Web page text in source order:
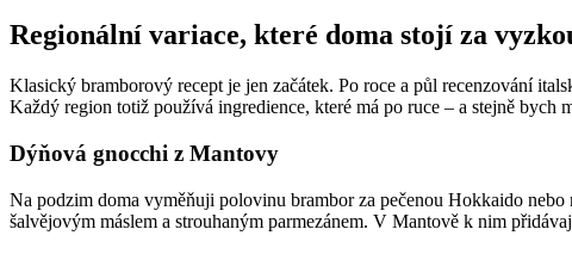
Regionální variace, které doma stojí za
Klasický bramborový recept je jen začátek. Po roce a půl recenzování
Každý region totiž používá ingredience, které má po ruce – a stejně bych
Dýňová gnocchi z Mantovy
Na podzim doma vyměňuji polovinu brambor za pečenou Hokkaido
šalvějovým máslem a strouhaným parmezánem. V Mantově k nim